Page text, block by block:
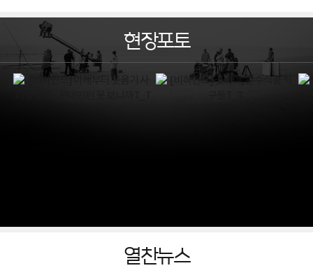
현장포토
열찬뉴스